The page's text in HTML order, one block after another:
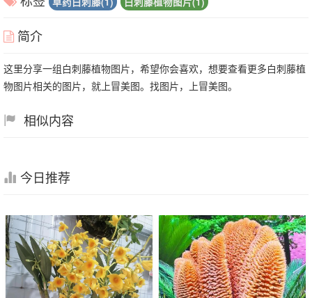
简介
这里分享一组白刺藤植物图片，希望你会喜欢，想要查看更多白刺藤植
物图片相关的图片，就上冒美图。找图片，上冒美图。
相似内容
今日推荐